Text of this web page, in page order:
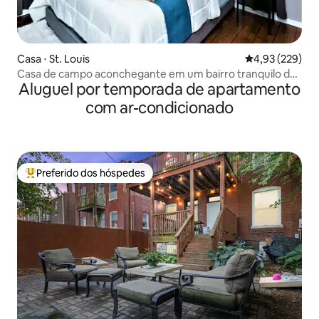
Casa ⋅ St. Louis 4,93 de uma
4,93 (229)
Casa de campo aconchegante em um bairro tranquilo da
cidade!
Aluguel por temporada de apartamento
com ar-condicionado
Entre os melhores preferidos dos hóspedes
Preferido dos hóspedes